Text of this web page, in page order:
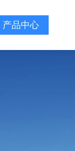
产品中心